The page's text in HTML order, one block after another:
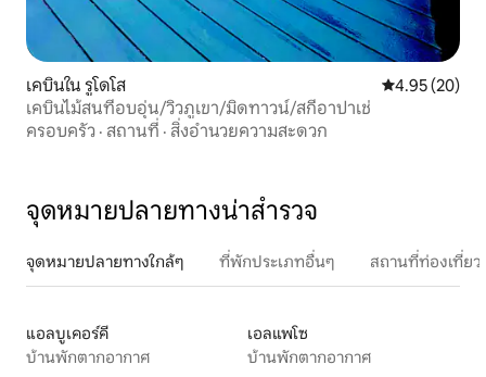
เคบินใน รูโดโส คะแนนเฉลี่ย
4.95 (20)
เคบินไม้สนที่อบอุ่น/วิวภูเขา/มิดทาวน์/สกีอาปาเช่
ครอบครัว · สถานที่ · สิ่งอำนวยความสะดวก
จุดหมายปลายทางน่าสำรวจ
จุดหมายปลายทางใกล้ๆ ที่พักประเภทอื่นๆ สถานที่ท่องเที่ย
แอลบูเคอร์คี
บ้านพักตากอากาศ
เอลแพโซ
บ้านพักตากอากาศ